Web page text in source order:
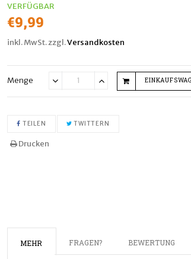
VERFÜGBAR
Normaler
Preis
€9,99
inkl. MwSt. zzgl.Versandkosten
Menge
Translation
TEILEN AUF FACEBOOK TEILEN
TWITTERN
Drucken
MEHR FRAGEN? BEWERTUNG